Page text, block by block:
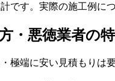
です。実際の施工例に
・悪徳業者の
極端に安い見積もりは